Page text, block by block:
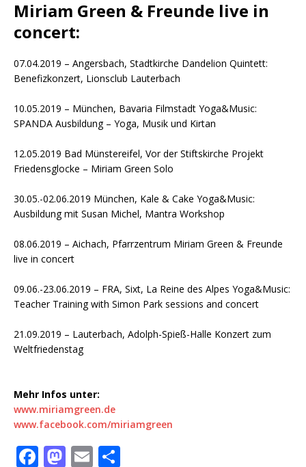
Miriam Green & Freunde live in
concert:
07.04.2019 – Angersbach, Stadtkirche Dandelion Quintett:
Benefizkonzert, Lionsclub Lauterbach
10.05.2019 – München, Bavaria Filmstadt Yoga&Music:
SPANDA Ausbildung – Yoga, Musik und Kirtan
12.05.2019 Bad Münstereifel, Vor der Stiftskirche Projekt
Friedensglocke – Miriam Green Solo
30.05.-02.06.2019 München, Kale & Cake Yoga&Music:
Ausbildung mit Susan Michel, Mantra Workshop
08.06.2019 – Aichach, Pfarrzentrum Miriam Green & Freunde
live in concert
09.06.-23.06.2019 – FRA, Sixt, La Reine des Alpes Yoga&Music:
Teacher Training with Simon Park sessions and concert
21.09.2019 – Lauterbach, Adolph-Spieß-Halle Konzert zum
Weltfriedenstag
Mehr Infos unter:
www.miriamgreen.de
www.facebook.com/miriamgreen
F M E